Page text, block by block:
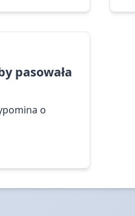
pasowała
o